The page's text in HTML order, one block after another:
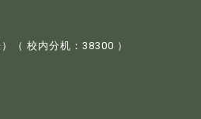
）（ 校内分机：38300 ）